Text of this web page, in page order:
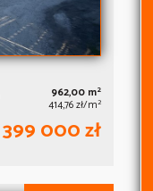
962,00 m2
414,76 zł/m2
399 000 zł